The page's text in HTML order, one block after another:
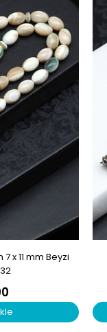
x 11 mm Beyzi